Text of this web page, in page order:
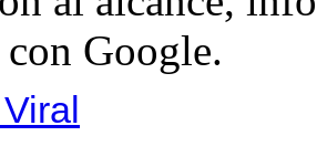
Google.